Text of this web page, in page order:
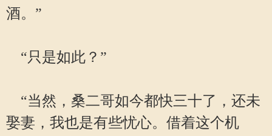
酒。”
“只是如此？”
“当然，桑二哥如今都快三十了，还未
娶妻，我也是有些忧心。借着这个机